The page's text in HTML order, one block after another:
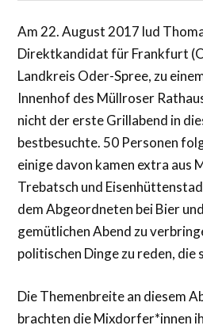
Am 22. August 2017 lud
Direktkandidat für Frankfurt
Landkreis Oder-Spree, zu
Innenhof des Müllroser
nicht der erste Grillabend in
bestbesuchte. 50 Personen
einige davon kamen extra aus
Trebatsch und
dem Abgeordneten bei Bier
gemütlichen Abend zu
politischen Dinge zu reden, die
Die Themenbreite an diesem
brachten die Mixdorfer*innen